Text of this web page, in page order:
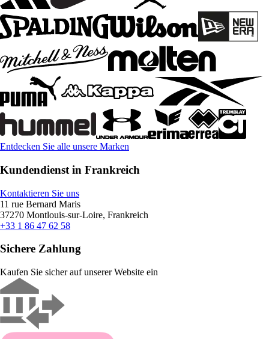
Entdecken Sie alle unsere Marken
Kundendienst in Frankreich
Kontaktieren Sie uns
11 rue Bernard Maris
37270 Montlouis-sur-Loire, Frankreich
+33 1 86 47 62 58
Sichere Zahlung
Kaufen Sie sicher auf unserer Website ein